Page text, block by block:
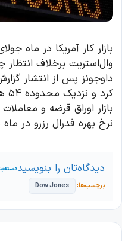
بازار کار آمریکا در ماه
وال‌استریت برخلاف
بازار اوراق قرضه و
نرخ بهره فدرال رزرو در
Dow Jones
دیدگاه‌تان را بنویسید